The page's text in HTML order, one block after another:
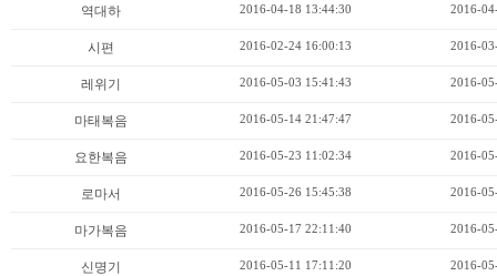
역대하 2016-04-18 13:44:30 2016-
시편 2016-02-24 16:00:13 2016-
레위기 2016-05-03 15:41:43 2016-
마태복음 2016-05-14 21:47:47 2016-
요한복음 2016-05-23 11:02:34 2016-
로마서 2016-05-26 15:45:38 2016-
마가복음 2016-05-17 22:11:40 2016-
신명기 2016-05-11 17:11:20 2016-